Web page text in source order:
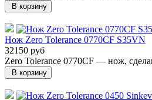
В корзину
Нож Zero Tolerance 0770CF S35VN
32150 руб
Zero Tolerance 0770CF — нож,
В корзину